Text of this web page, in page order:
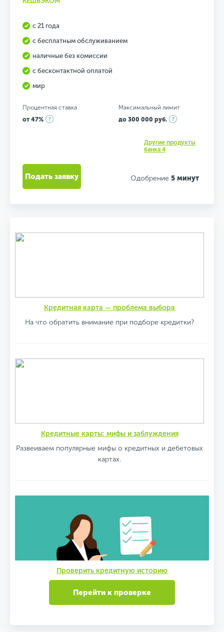
с 21 года
с бесплатным обслуживанием
наличные без комиссии
с бесконтактной оплатой
мир
Процентная ставка
от 47%
Максимальный лимит
до 300 000 руб.
Другие продукты
банка 4
Одобрение 5 минут
Подать заявку
Кредитная карта — проблема выбора
На что обратить внимание при подборе кредитки?
Кредитные карты: мифы и заблуждения
Развеиваем популярные мифы о кредитных и дебетовых
картах.
Проверить кредитную историю
Перейти к проверке